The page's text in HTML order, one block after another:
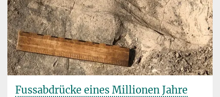
Fussabdrücke eines Millionen Jahre